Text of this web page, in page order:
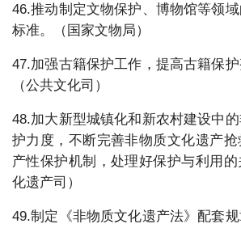
46.推动制定文物保护、博物馆等领
标准。（国家文物局）
47.加强古籍保护工作，提高古籍保护
（公共文化司）
48.加大新型城镇化和新农村建设中
护力度，不断完善非物质文化遗产
产性保护机制，处理好保护与利用
化遗产司）
49.制定《非物质文化遗产法》配套